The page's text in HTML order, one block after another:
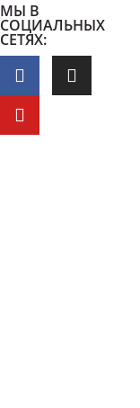
МЫ В
СОЦИАЛЬНЫХ
СЕТЯХ: